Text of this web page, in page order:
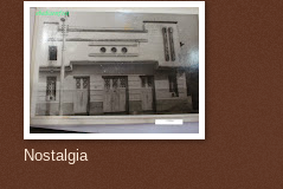
Nostalgia